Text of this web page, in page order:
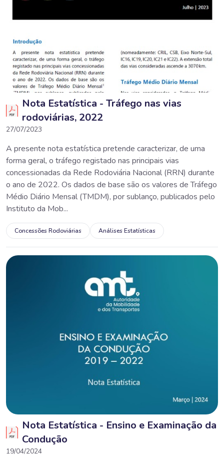
Nota Estatística - Tráfego nas vias
rodoviárias, 2022
27/07/2023
A presente nota estatística pretende caracterizar, de uma
forma geral, o tráfego registado nas principais vias
concessionadas da Rede Rodoviária Nacional (RRN) durante
o ano de 2022. Os dados de base são os valores de Tráfego
Médio Diário Mensal (TMDM), por sublanço, publicados pelo
Instituto da Mob...
Concessões Rodoviárias Análises Estatísticas
Nota Estatística - Ensino e Examinação da
Condução
19/04/2024